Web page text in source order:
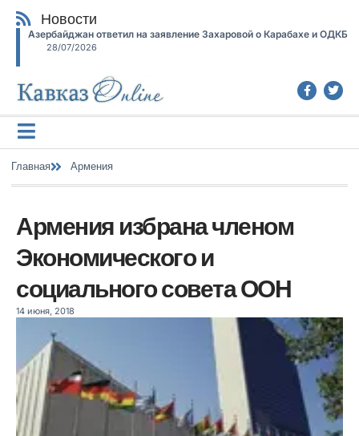
Новости
Азербайджан ответил на заявление Захаровой о Карабахе и ОДКБ
28/07/2026
Главная Армения
Армения избрана членом
Экономического и
социального совета ООН
14 июня, 2018